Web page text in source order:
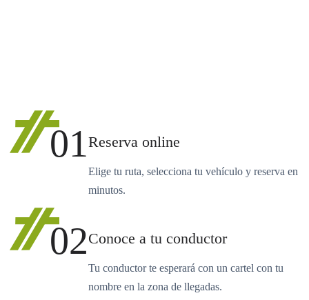
01Reserva online
Elige tu ruta, selecciona tu vehículo y reserva en
minutos.
02Conoce a tu conductor
Tu conductor te esperará con un cartel con tu
nombre en la zona de llegadas.